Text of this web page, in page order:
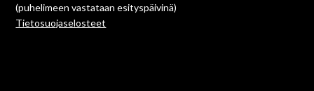
(puhelimeen vastataan esityspäivinä)
Tietosuojaselosteet